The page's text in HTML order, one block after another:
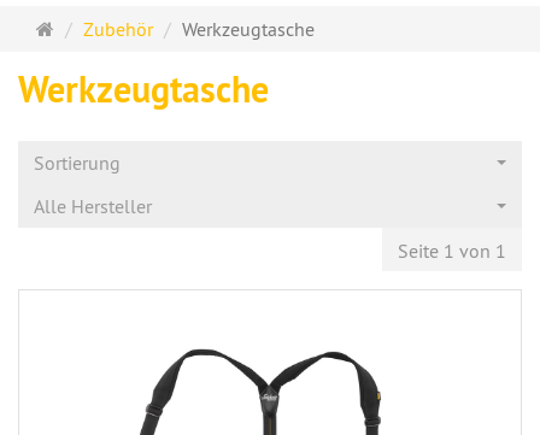
Startseite
Zubehör Werkzeugtasche
Werkzeugtasche
Sortierung
Alle Hersteller
Seite 1 von 1